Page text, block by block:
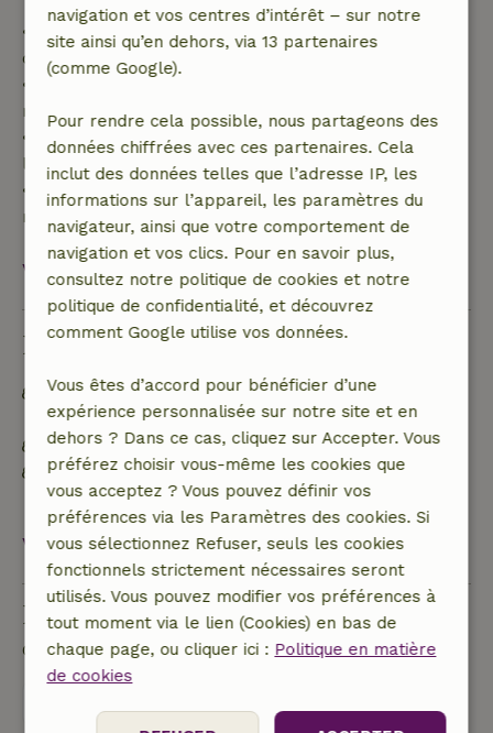
• jusqu'à 42 jours avant l'arrivée : remboursement
de 70 %
• entre 42 et 28 jours avant l'arrivée :
remboursement de 40 %
• de 28 jours avant l'arrivée jusqu'au jour de
l'arrivée : remboursement de 10 %
• le jour de l'arrivée ou après : aucun
remboursement
Voir tout
Durabilité
Hors réseau ou alimenté par une énergie 100 %
renouvelable
Matériaux d'isolation naturelle
Construit avec des matériaux de construction
naturels
Voir tout
Poser une question
Contacte le propriétaire de la Maison nature.
navigation et vos centres d’intérêt – sur notre
site ainsi qu’en dehors, via 13 partenaires
(comme Google).
Pour rendre cela possible, nous partageons des
données chiffrées avec ces partenaires. Cela
inclut des données telles que l’adresse IP, les
informations sur l’appareil, les paramètres du
navigateur, ainsi que votre comportement de
navigation et vos clics. Pour en savoir plus,
consultez notre politique de cookies et notre
politique de confidentialité, et découvrez
comment Google utilise vos données.
Vous êtes d’accord pour bénéficier d’une
expérience personnalisée sur notre site et en
dehors ? Dans ce cas, cliquez sur Accepter. Vous
préférez choisir vous-même les cookies que
vous acceptez ? Vous pouvez définir vos
préférences via les Paramètres des cookies. Si
vous sélectionnez Refuser, seuls les cookies
fonctionnels strictement nécessaires seront
utilisés. Vous pouvez modifier vos préférences à
tout moment via le lien (Cookies) en bas de
chaque page, ou cliquer ici : Politique en matière
de cookies